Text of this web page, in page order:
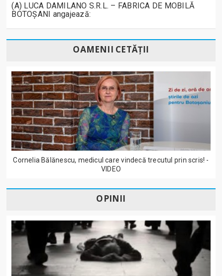
(A) LUCA DAMILANO S.R.L. – FABRICA DE MOBILĂ
BOTOȘANI angajează:
OAMENII CETĂȚII
Cornelia Bălănescu, medicul care vindecă trecutul prin scris! -
VIDEO
OPINII